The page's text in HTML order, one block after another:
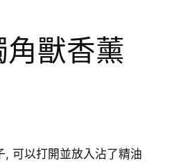
獸香薰
, 可以打開並放入沾了精油